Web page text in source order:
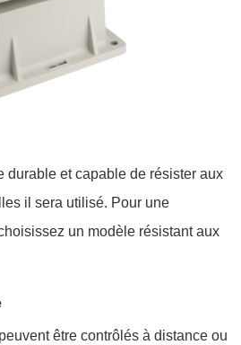
durable et capable de résister aux
il sera utilisé. Pour une
un modèle résistant aux
être contrôlés à distance ou